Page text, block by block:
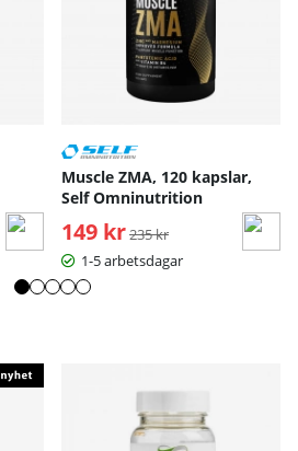
Muscle ZMA, 120 kapslar,
Self Omninutrition
149 kr Ordinarie pris:
235 kr
1-5 arbetsdagar